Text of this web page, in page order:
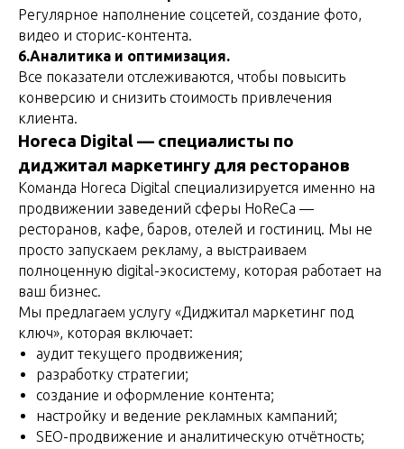
Регулярное наполнение соцсетей, создание фото,
видео и сторис-контента.
6.Аналитика и оптимизация.
Все показатели отслеживаются, чтобы повысить
конверсию и снизить стоимость привлечения
клиента.
Horeca Digital — специалисты по
диджитал маркетингу для ресторанов
Команда Horeca Digital специализируется именно на
продвижении заведений сферы HoReCa —
ресторанов, кафе, баров, отелей и гостиниц. Мы не
просто запускаем рекламу, а выстраиваем
полноценную digital-экосистему, которая работает на
ваш бизнес.
Мы предлагаем услугу «Диджитал маркетинг под
ключ», которая включает:
аудит текущего продвижения;
разработку стратегии;
создание и оформление контента;
настройку и ведение рекламных кампаний;
SEO-продвижение и аналитическую отчётность;